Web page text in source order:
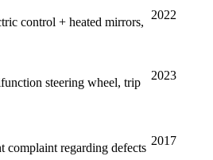
control + heated mirrors,
2022
steering wheel, trip
2023
complaint regarding defects
2017